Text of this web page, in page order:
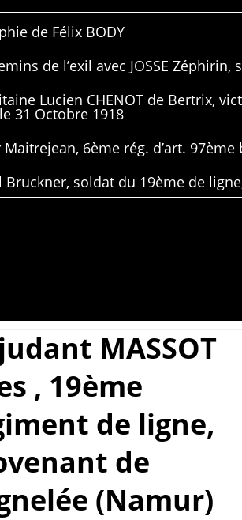
de Félix BODY
de l’exil avec JOSSE
Lucien CHENOT de Bertrix,
31 Octobre 1918
6ème rég. d’art.
Bruckner, soldat du 19ème de
MASSOT
, 19ème
de ligne,
de
(Namur)